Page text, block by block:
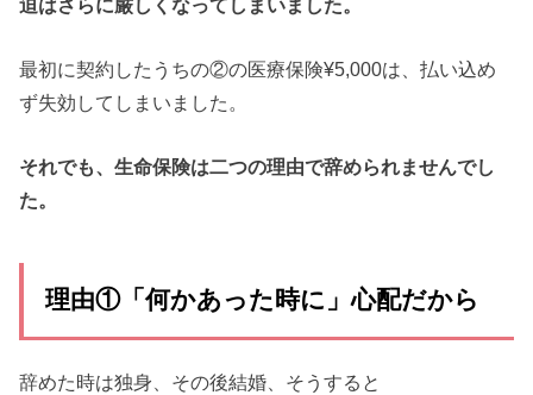
迫はさらに厳しくなってしまいました。
最初に契約したうちの②の医療保険¥5,000は、払い込め
ず失効してしまいました。
それでも、生命保険は二つの理由で辞められませんでし
た。
理由①「何かあった時に」心配だから
辞めた時は独身、その後結婚、そうすると